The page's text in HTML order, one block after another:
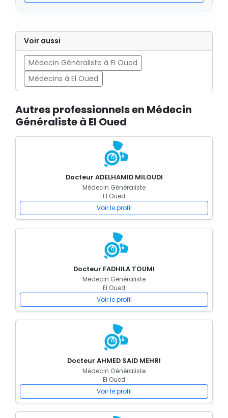
Voir aussi
Médecin Généraliste à El Oued
Médecins à El Oued
Autres professionnels en Médecin
Généraliste à El Oued
Docteur ADELHAMID MILOUDI
Médecin Généraliste
El Oued
Voir le profil
Docteur FADHILA TOUMI
Médecin Généraliste
El Oued
Voir le profil
Docteur AHMED SAID MEHRI
Médecin Généraliste
El Oued
Voir le profil